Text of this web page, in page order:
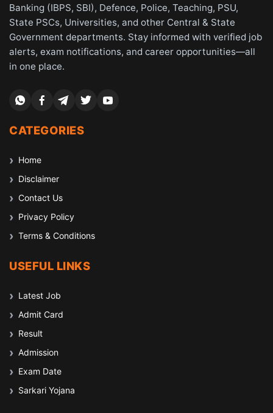
Banking (IBPS, SBI), Defence, Police, Teaching, PSU,
State PSCs, Universities, and other Central & State
Government departments. Stay informed with verified job
alerts, exam notifications, and career opportunities—all
in one place.
CATEGORIES
Home
Disclaimer
Contact Us
Privacy Policy
Terms & Conditions
USEFUL LINKS
Latest Job
Admit Card
Result
Admission
Exam Date
Sarkari Yojana